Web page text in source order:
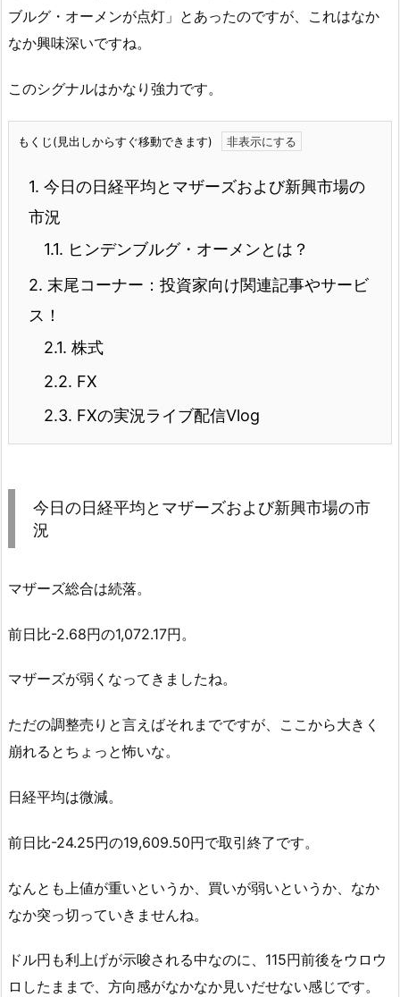
ブルグ・オーメンが点灯」とあったのですが、これはなか
なか興味深いですね。
このシグナルはかなり強力です。
もくじ(見出しからすぐ移動できます)
1. 今日の日経平均とマザーズおよび新興市場の
市況
1.1. ヒンデンブルグ・オーメンとは？
2. 末尾コーナー：投資家向け関連記事やサービ
ス！
2.1. 株式
2.2. FX
2.3. FXの実況ライブ配信Vlog
今日の日経平均とマザーズおよび新興市場の市
況
マザーズ総合は続落。
前日比-2.68円の1,072.17円。
マザーズが弱くなってきましたね。
ただの調整売りと言えばそれまでですが、ここから大きく
崩れるとちょっと怖いな。
日経平均は微減。
前日比-24.25円の19,609.50円で取引終了です。
なんとも上値が重いというか、買いが弱いというか、なか
なか突っ切っていきませんね。
ドル円も利上げが示唆される中なのに、115円前後をウロウ
ロしたままで、方向感がなかなか見いだせない感じです。